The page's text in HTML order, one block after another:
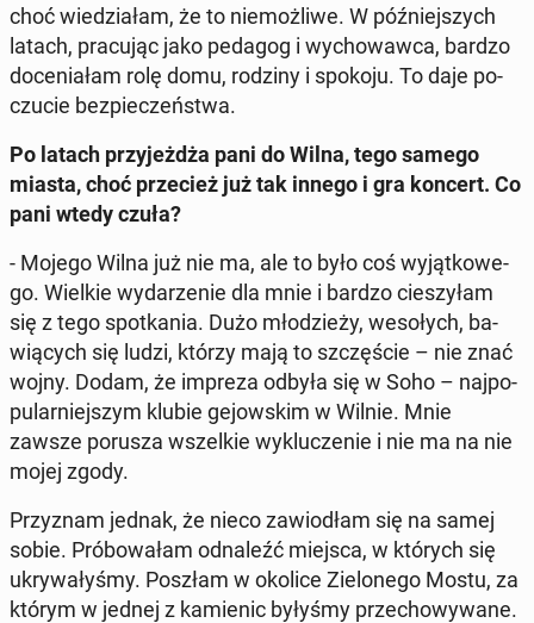
choć wie­dzia­łam, że to nie­moż­li­we. W póź­niej­szych
latach, pra­cu­jąc jako pedagog i wy­cho­waw­ca, bardzo
do­ce­nia­łam rolę domu, rodziny i spokoju. To daje po­
czu­cie bez­pie­czeń­stwa.
Po latach przy­jeż­dża pani do Wilna, tego samego
miasta, choć prze­cież już tak innego i gra koncert. Co
pani wtedy czuła?
- Mojego Wilna już nie ma, ale to było coś wy­jąt­ko­we­
go. Wielkie wy­da­rze­nie dla mnie i bardzo cie­szy­łam
się z tego spo­tka­nia. Dużo mło­dzie­ży, we­so­łych, ba­
wią­cych się ludzi, którzy mają to szczę­ście – nie znać
wojny. Dodam, że impreza odbyła się w Soho – naj­po­
pu­lar­niej­szym klubie ge­jow­skim w Wilnie. Mnie
zawsze porusza wszel­kie wy­klu­cze­nie i nie ma na nie
mojej zgody.
Przy­znam jednak, że nieco za­wio­dłam się na samej
sobie. Pró­bo­wa­łam od­na­leźć miejsca, w których się
ukry­wa­ły­śmy. Poszłam w okolice Zie­lo­ne­go Mostu, za
którym w jednej z ka­mie­nic byłyśmy prze­cho­wy­wa­ne.